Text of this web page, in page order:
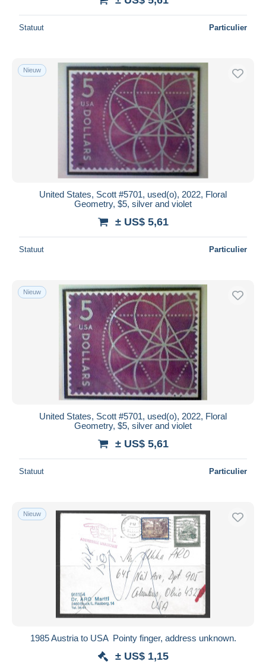
Statuut Particulier
Nieuw
United States, Scott #5701, used(o), 2022, Floral
Geometry, $5, silver and violet
± US$ 5,61
Statuut Particulier
Nieuw
United States, Scott #5701, used(o), 2022, Floral
Geometry, $5, silver and violet
± US$ 5,61
Statuut Particulier
Nieuw
1985 Austria to USA  Pointy finger, address unknown.
± US$ 1,15